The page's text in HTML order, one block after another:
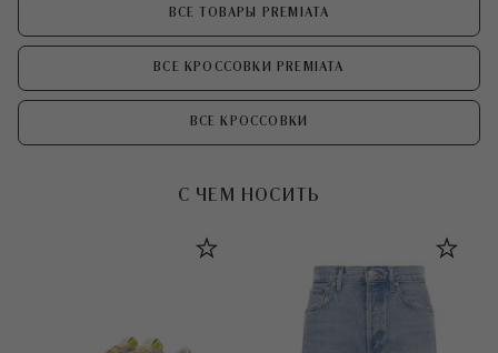
ВСЕ ТОВАРЫ PREMIATA
ВСЕ КРОССОВКИ PREMIATA
ВСЕ КРОССОВКИ
С ЧЕМ НОСИТЬ